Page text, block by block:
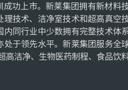
功上市。新莱集团拥有新材料
理技术、洁净室技术和超高真空
内同行业中少数拥有完整技术体
处于领先水平。新莱集团服务全
高洁净、生物医药制程、食品饮